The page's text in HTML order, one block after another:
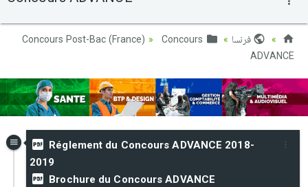
فرنسا
Concours
ADVANCE
Réglement du Concours ADVANCE 2018-
2019
Brochure du Concours ADVANCE